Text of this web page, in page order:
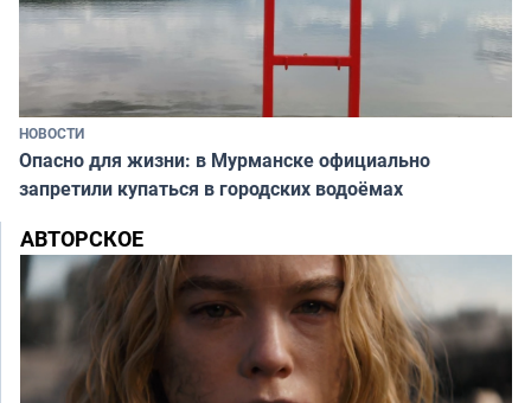
НОВОСТИ
Опасно для жизни: в Мурманске официально
запретили купаться в городских водоёмах
АВТОРСКОЕ